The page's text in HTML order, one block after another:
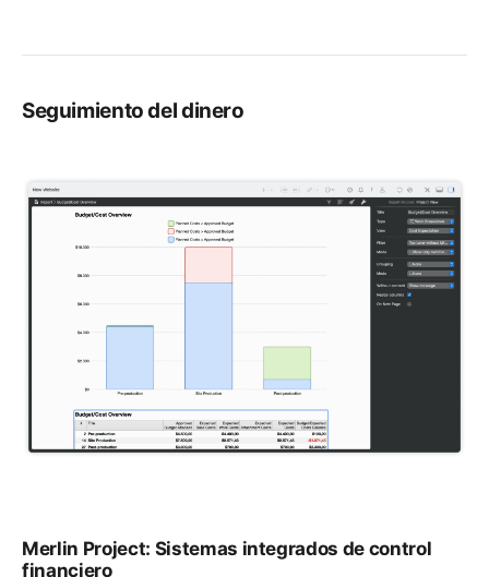
Seguimiento del dinero
Merlin Project: Sistemas integrados de control
financiero